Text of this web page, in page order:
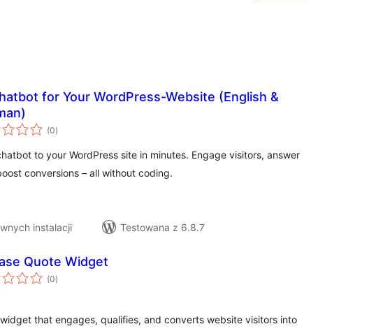
for Your WordPress-Website (English &
(0wszystkich
ocen
)
to your WordPress site in minutes. Engage visitors, answer
conversions – all without coding.
instalacji
Testowana z 6.8.7
Quote Widget
(0wszystkich
ocen
)
that engages, qualifies, and converts website visitors into